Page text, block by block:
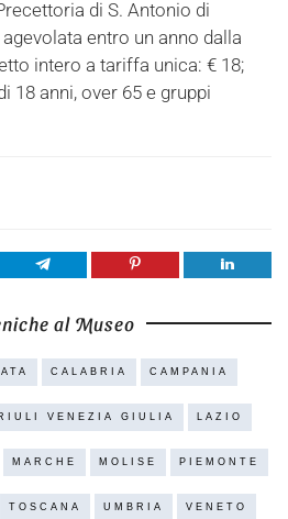
di S. Antonio di
entro un anno dalla
intero a tariffa unica: € 18;
18 anni, over 65 e gruppi
al Museo
CALABRIA CAMPANIA
VENEZIA GIULIA LAZIO
MARCHE MOLISE PIEMONTE
TOSCANA UMBRIA VENETO